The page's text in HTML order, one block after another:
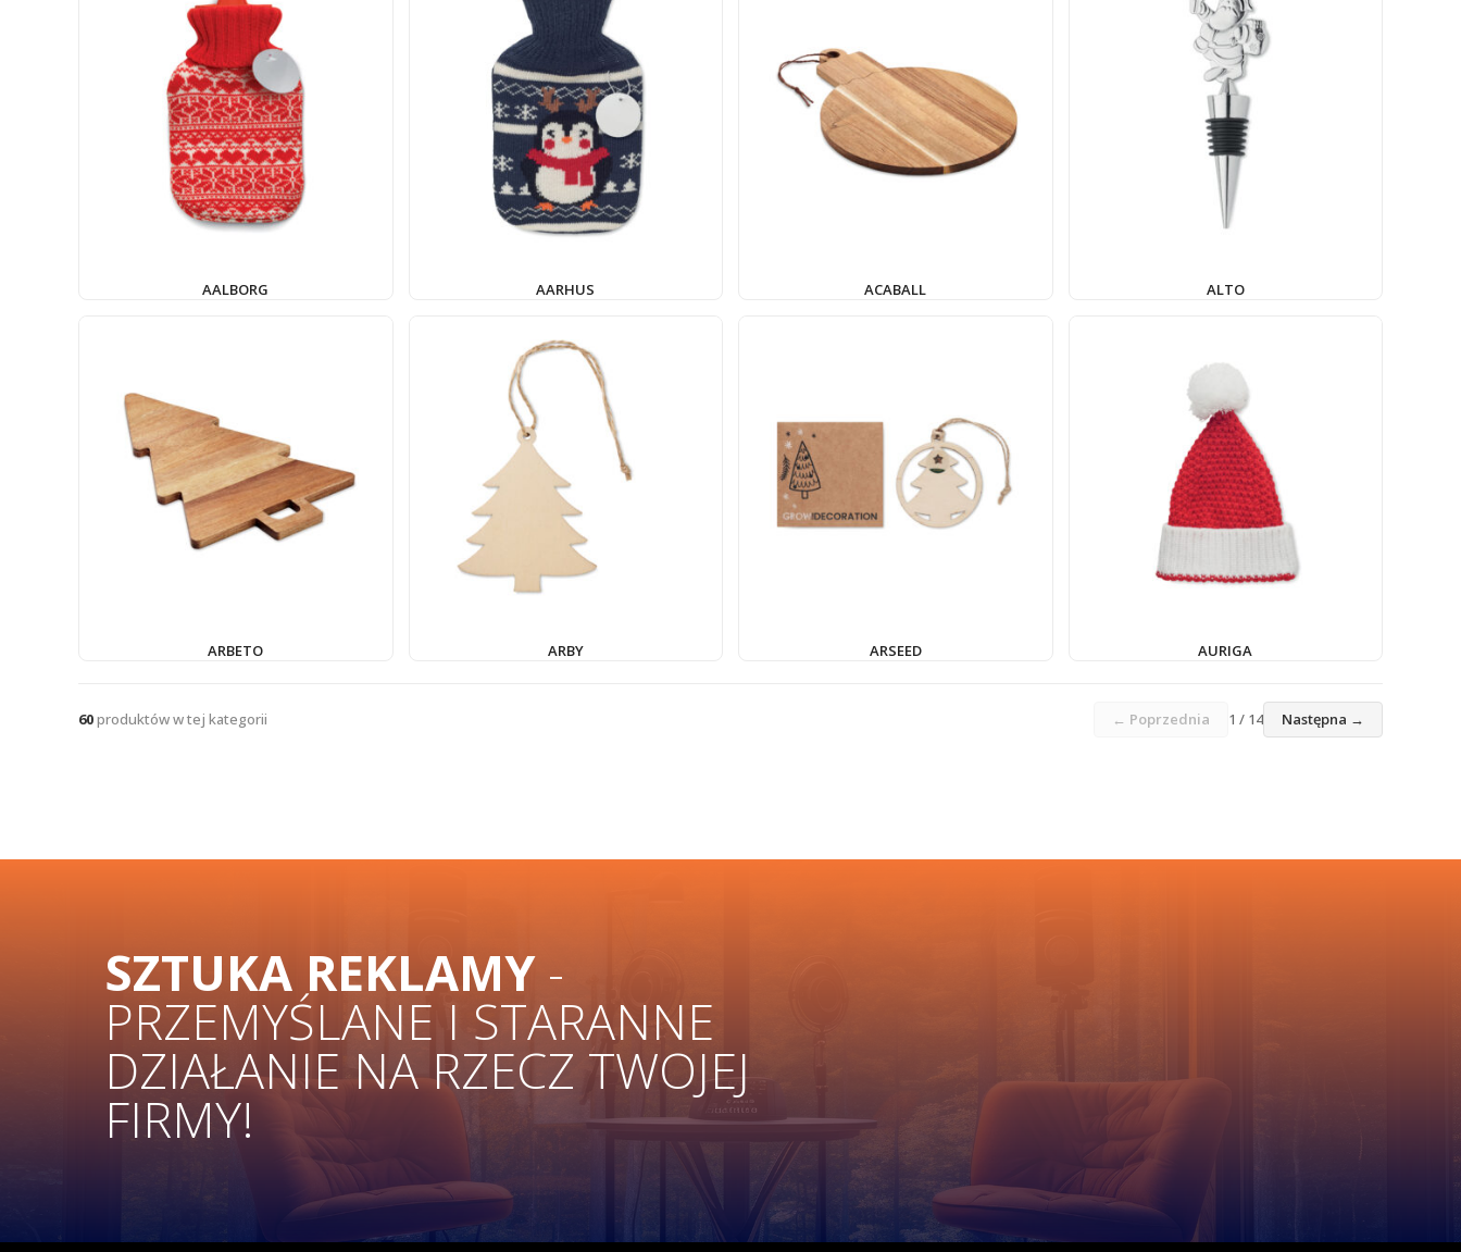
AALBORG AARHUS ACABALL ALTO
ARBETO ARBY ARSEED AURIGA
60produktów w tej kategorii ← Poprzednia 1 / 14 Następna →
SZTUKA REKLAMY-
PRZEMYŚLANE I STARANNE
DZIAŁANIE NA RZECZ TWOJEJ
FIRMY!